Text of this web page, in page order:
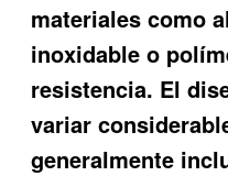
materiales como
inoxidable o
resistencia. El
variar
generalmente